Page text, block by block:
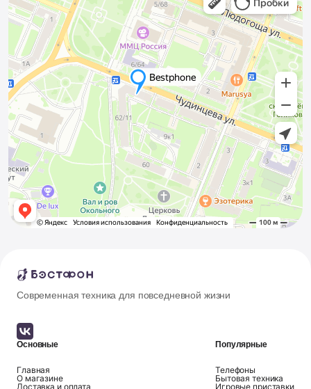
Современная техника для повседневной жизни
Основные
Главная
О магазине
Доставка и оплата
Популярные
Телефоны
Бытовая техника
Игровые приставки